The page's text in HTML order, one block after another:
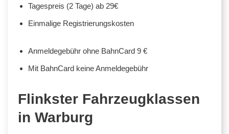
Tagespreis (2 Tage) ab 29€
Einmalige Registrierungskosten
Anmeldegebühr ohne BahnCard 9 €
Mit BahnCard keine Anmeldegebühr
Flinkster Fahrzeugklassen
in Warburg